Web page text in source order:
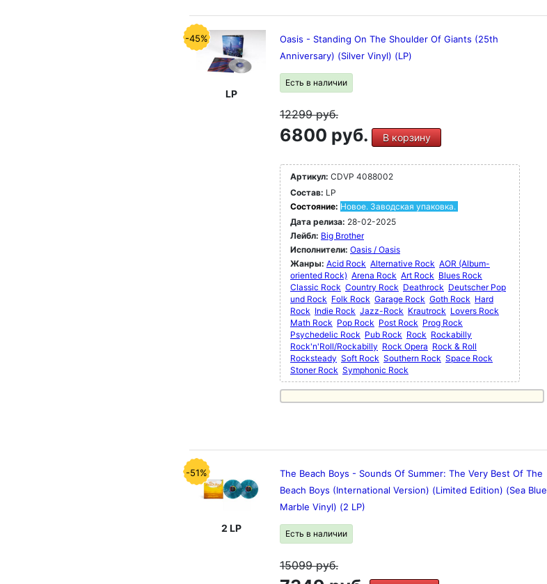
-45%
LP
Oasis - Standing On The Shoulder Of Giants (25th
Anniversary) (Silver Vinyl) (LP)
Есть в наличии
12299руб.
6800 руб. В корзину
Артикул: CDVP 4088002
Состав: LP
Состояние: Новое. Заводская упаковка.
Дата релиза: 28-02-2025
Лейбл: Big Brother
Исполнители: Oasis / Oasis
Жанры: Acid Rock Alternative Rock AOR (Album-
oriented Rock) Arena Rock Art Rock Blues Rock
Classic Rock Country Rock Deathrock Deutscher Pop
und Rock Folk Rock Garage Rock Goth Rock Hard
Rock Indie Rock Jazz-Rock Krautrock Lovers Rock
Math Rock Pop Rock Post Rock Prog Rock
Psychedelic Rock Pub Rock Rock Rockabilly
Rock'n'Roll/Rockabilly Rock Opera Rock & Roll
Rocksteady Soft Rock Southern Rock Space Rock
Stoner Rock Symphonic Rock
-51%
2 LP
The Beach Boys - Sounds Of Summer: The Very Best Of The
Beach Boys (International Version) (Limited Edition) (Sea Blue
Marble Vinyl) (2 LP)
Есть в наличии
15099руб.